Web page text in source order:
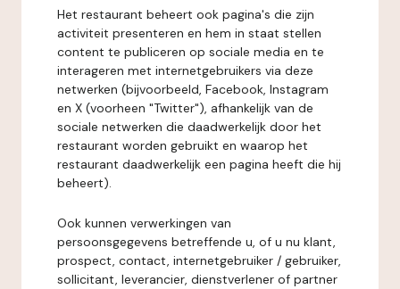
Het restaurant beheert ook pagina's die zijn
activiteit presenteren en hem in staat stellen
content te publiceren op sociale media en te
interageren met internetgebruikers via deze
netwerken (bijvoorbeeld, Facebook, Instagram
en X (voorheen "Twitter"), afhankelijk van de
sociale netwerken die daadwerkelijk door het
restaurant worden gebruikt en waarop het
restaurant daadwerkelijk een pagina heeft die hij
beheert).
Ook kunnen verwerkingen van
persoonsgegevens betreffende u, of u nu klant,
prospect, contact, internetgebruiker / gebruiker,
sollicitant, leverancier, dienstverlener of partner